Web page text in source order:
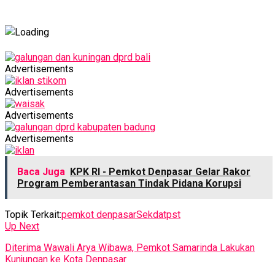
Advertisements
Advertisements
Advertisements
Advertisements
Baca Juga KPK RI - Pemkot Denpasar Gelar Rakor
Program Pemberantasan Tindak Pidana Korupsi
Topik Terkait:pemkot denpasarSekdatpst
Up Next
Diterima Wawali Arya Wibawa, Pemkot Samarinda Lakukan
Kunjungan ke Kota Denpasar